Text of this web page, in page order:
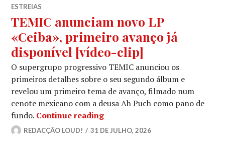
ESTREIAS
TEMIC anunciam novo LP
«Ceiba», primeiro avanço já
disponível [vídeo-clip]
O supergrupo progressivo TEMIC anunciou os
primeiros detalhes sobre o seu segundo álbum e
revelou um primeiro tema de avanço, filmado num
cenote mexicano com a deusa Ah Puch como pano de
fundo. Continue readingTEMIC anunciam novo LP
REDACÇÃO LOUD! 31 DE JULHO, 2026